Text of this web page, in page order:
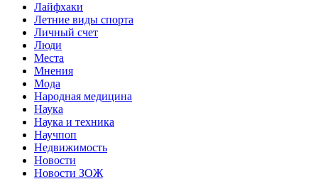
Лайфхаки
Летние виды спорта
Личный счет
Люди
Места
Мнения
Мода
Народная медицина
Наука
Наука и техника
Научпоп
Недвижимость
Новости
Новости ЗОЖ